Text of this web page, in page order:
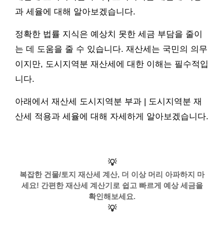
과 세율에 대해 알아보겠습니다.
정확한 법률 지식은 예상치 못한 세금 부담을 줄이
는 데 도움을 줄 수 있습니다. 재산세는 국민의 의무
이지만, 도시지역분 재산세에 대한 이해는 필수적입
니다.
아래에서 재산세 도시지역분 부과 | 도시지역분 재
산세 적용과 세율에 대해 자세하게 알아보겠습니다.
💡
복잡한 건물/토지 재산세 계산, 더 이상 머리 아파하지 마
세요! 간편한 재산세 계산기로 쉽고 빠르게 예상 세금을
확인해보세요.
💡